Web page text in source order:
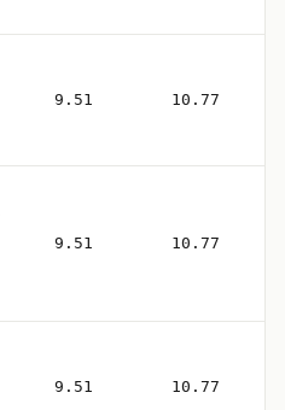
9.51 10.77
9.51 10.77
9.51 10.77